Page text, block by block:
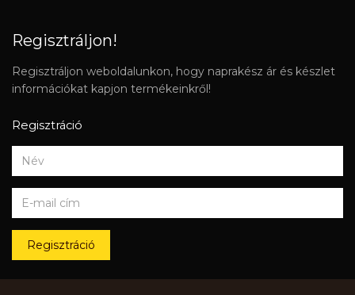
Regisztráljon!
Regisztráljon weboldalunkon, hogy naprakész ár és készlet
információkat kapjon termékeinkről!
Regisztráció
Regisztráció